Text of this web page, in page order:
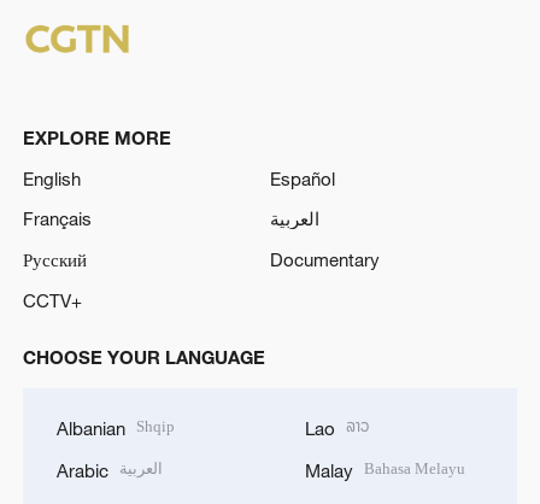
EXPLORE MORE
English
Español
Français
العربية
Русский
Documentary
CCTV+
CHOOSE YOUR LANGUAGE
Albanian Shqip
Arabic العربية
Lao ລາວ
Malay Bahasa Melayu